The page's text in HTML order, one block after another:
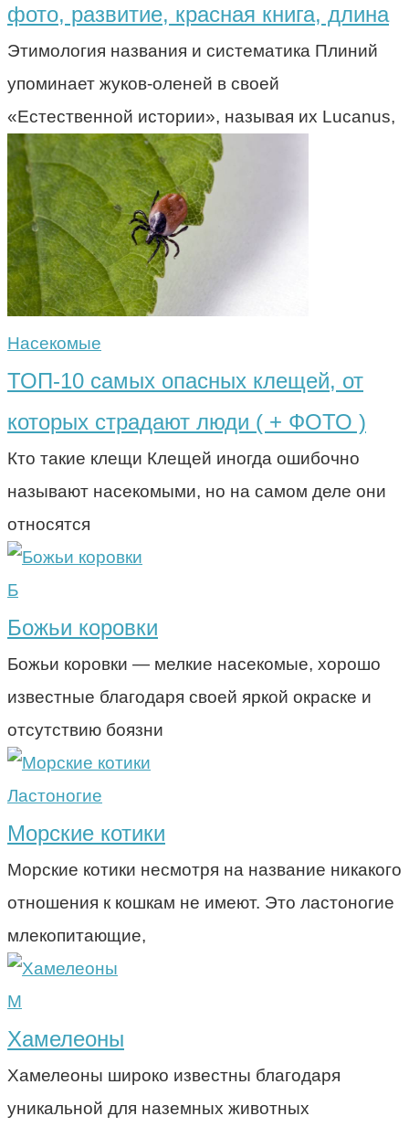
фото, развитие, красная книга, длина
Этимология названия и систематика Плиний
упоминает жуков-оленей в своей
«Естественной истории», называя их Lucanus,
Насекомые
ТОП-10 самых опасных клещей, от
которых страдают люди ( + ФОТО )
Кто такие клещи Клещей иногда ошибочно
называют насекомыми, но на самом деле они
относятся
Б
Божьи коровки
Божьи коровки — мелкие насекомые, хорошо
известные благодаря своей яркой окраске и
отсутствию боязни
Ластоногие
Морские котики
Морские котики несмотря на название никакого
отношения к кошкам не имеют. Это ластоногие
млекопитающие,
М
Хамелеоны
Хамелеоны широко известны благодаря
уникальной для наземных животных